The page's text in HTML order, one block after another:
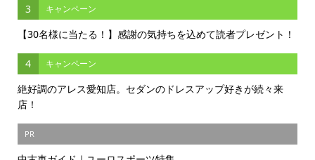
3 キャンペーン
【30名様に当たる！】感謝の気持ちを込めて読者プレゼント！
4 キャンペーン
絶好調のアレス愛知店。セダンのドレスアップ好きが続々来
店！
PR